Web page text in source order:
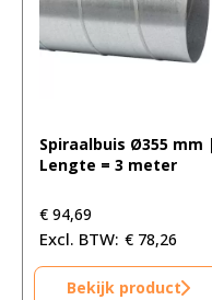
Spiraalbuis Ø355 mm |
Lengte = 3 meter
€ 94,69
€ 78,26
Bekijk product